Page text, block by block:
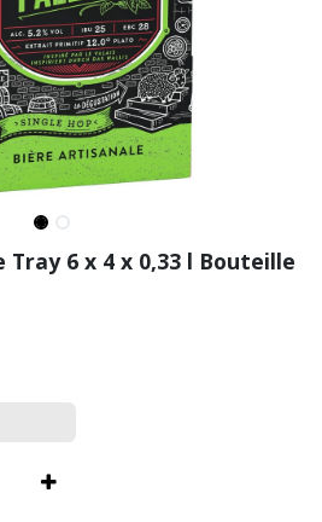
Tray 6 x 4 x 0,33 l Bouteille